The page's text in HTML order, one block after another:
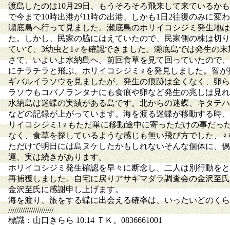
渡島したのは10月29日、もうそろそろ飛来して来ているか
で今まで10時出港が11時の出港、しかも1日2往復のみに変
瀬底島へ行って見ました。瀬底島のホリイコシジミ発生地
た。しかし、民家の脇にはえていたので、民家側の株は切
ていて、3幼虫と1♂を確認できました。瀬底島では発生の
さて、いよいよ水納島へ。前回食草を見て回っていたので
にチラチラと飛ぶ、ホリイコシジミ♀を発見しました。智
ギバルイラソウを見ましたが、発生の痕跡は全くなく、卵
ラソウもコバノランタナにも食痕や卵など発生の兆しは見
水納島は迷蝶の実績がある島です。北からの迷蝶、キタテ
などの記録が上がっています。海を渡る迷蝶が移動する時
リイコシジミ1♀もただ単に移動途中に寄っただけの事だっ
なく、食草を探しているような感じも無い飛び方でした、
ただけで明日には島ヌケしたかもしれないそんな個体に、
運、実は続きがあります。
ホリイコシジミ発生確認を早々に断念し、二人は別行動を
再捕獲しました。自宅に戻りアサギマダラ調査会の金沢至
金沢至氏に感謝申し上げます。
海を渡り、旅をする蝶に出会える確率は、いったいどのく
//////////////////////
標識：山口きらら 10.14 ＴＫ。0836661001